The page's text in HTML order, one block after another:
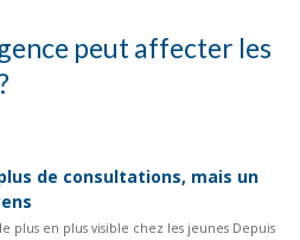
peut affecter les
de consultations, mais un
plus en plus visible chez les jeunes Depuis